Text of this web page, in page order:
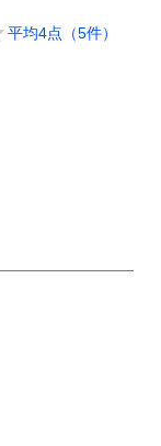
平均4点（5件）